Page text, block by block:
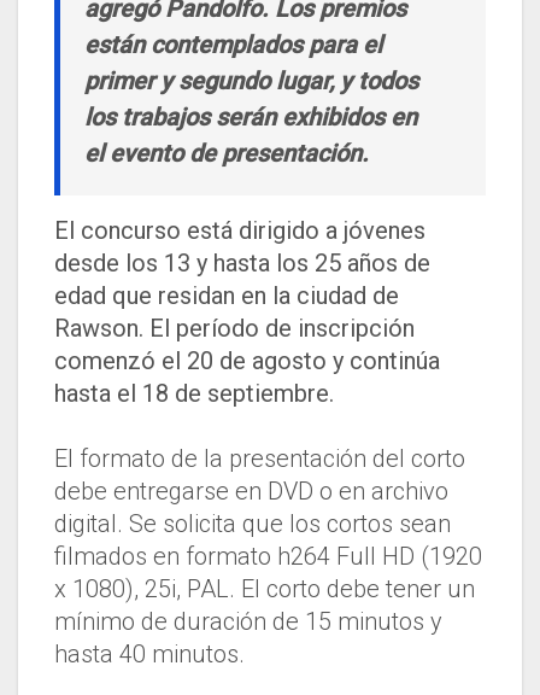
agregó Pandolfo. Los premios
están contemplados para el
primer y segundo lugar, y todos
los trabajos serán exhibidos en
el evento de presentación.
El concurso está dirigido a jóvenes
desde los 13 y hasta los 25 años de
edad que residan en la ciudad de
Rawson. El período de inscripción
comenzó el 20 de agosto y continúa
hasta el 18 de septiembre.
El formato de la presentación del corto
debe entregarse en DVD o en archivo
digital. Se solicita que los cortos sean
filmados en formato h264 Full HD (1920
x 1080), 25i, PAL. El corto debe tener un
mínimo de duración de 15 minutos y
hasta 40 minutos.